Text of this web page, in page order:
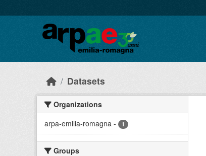
Datasets
Organizations
arpa-emilia-romagna - 1
Groups